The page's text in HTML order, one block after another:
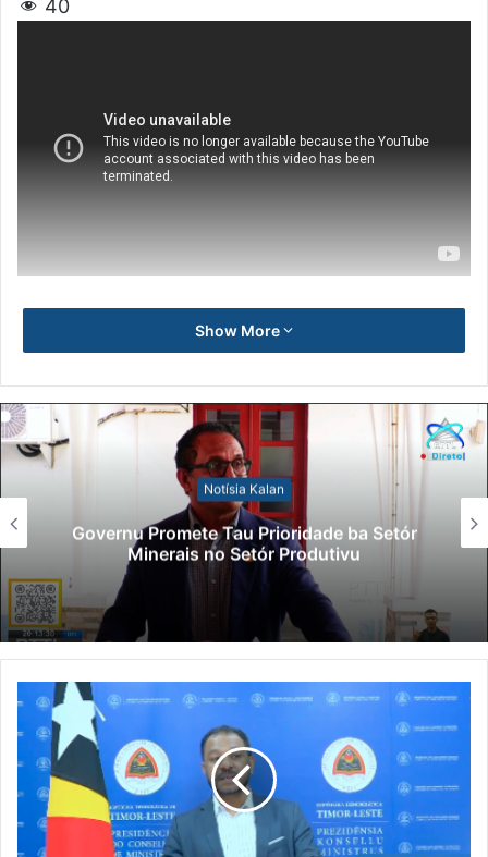
40
Show More
Notísia Kalan
Governu Promete Tau Prioridade ba Setór
Minerais no Setór Produtivu